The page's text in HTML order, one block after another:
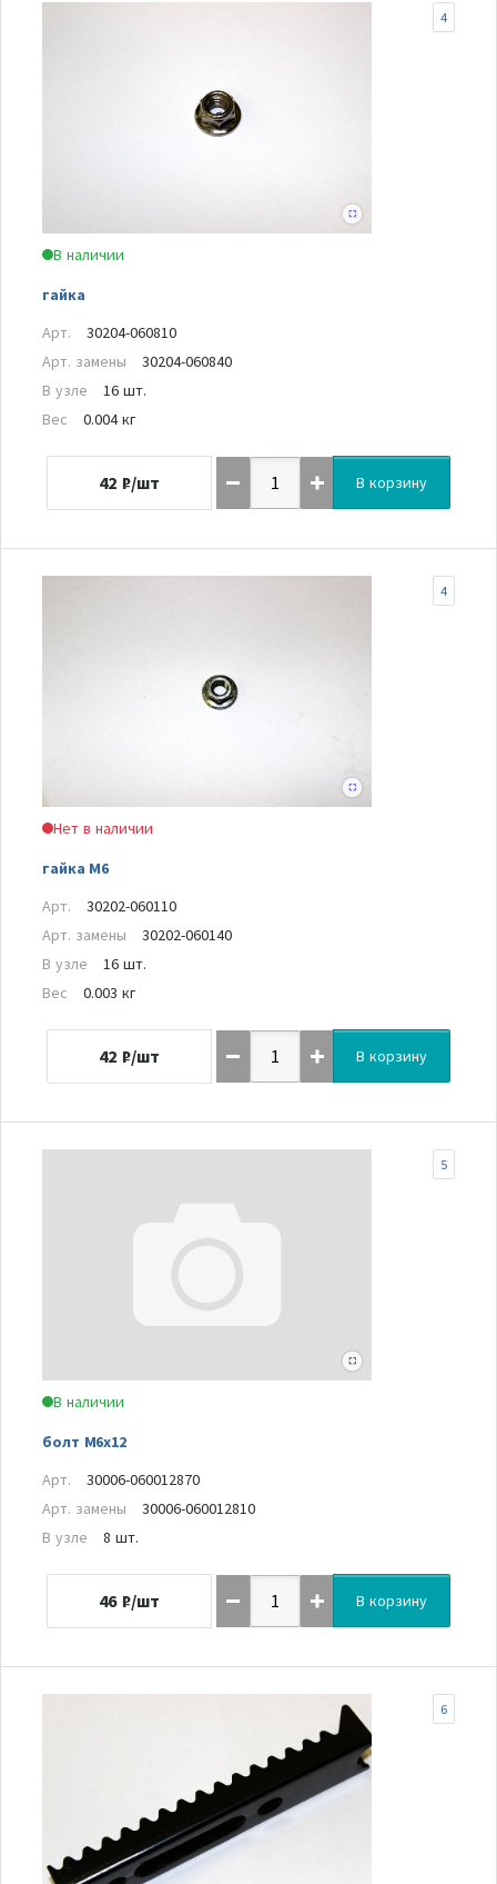
В наличии
гайка
4
Арт.
30204-060810
Арт. замены
30204-060840
В узле
16 шт.
Вес
0.004 кг
42 ₽/шт В корзину
Нет в наличии
гайка М6
4
Арт.
30202-060110
Арт. замены
30202-060140
В узле
16 шт.
Вес
0.003 кг
42 ₽/шт В корзину
В наличии
болт М6х12
5
Арт.
30006-060012870
Арт. замены
30006-060012810
В узле
8 шт.
46 ₽/шт В корзину
6